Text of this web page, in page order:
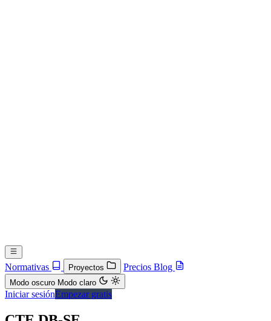
Normativas Proyectos Precios Blog
Modo oscuro Modo claro
Iniciar sesiónEmpezar gratis